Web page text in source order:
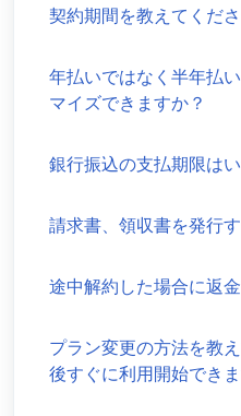
契約期間を教えてくださ
年払いではなく半年払
マイズできますか？
銀行振込の支払期限は
請求書、領収書を発行
途中解約した場合に返
プラン変更の方法を教
後すぐに利用開始でき